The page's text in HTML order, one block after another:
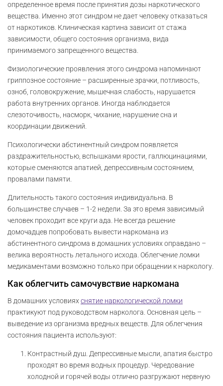
определенное время после принятия дозы наркотического
вещества. Именно этот синдром не дает человеку отказаться
от наркотиков. Клиническая картина зависит от стажа
зависимости, общего состояния организма, вида
принимаемого запрещенного вещества.
Физиологические проявления этого синдрома напоминают
гриппозное состояние – расширенные зрачки, потливость,
озноб, головокружение, мышечная слабость, нарушается
работа внутренних органов. Иногда наблюдается
слезоточивость, насморк, чихание, нарушение сна и
координации движений.
Психологически абстинентный синдром появляется
раздражительностью, вспышками ярости, галлюцинациями,
которые сменяются апатией, депрессивным состоянием,
провалами памяти.
Длительность такого состояния индивидуальна. В
большинстве случаев – 1-2 недели. За это время зависимый
человек проходит все круги ада. Не всегда решение
домочадцев попробовать вывести наркомана из
абстинентного синдрома в домашних условиях оправдано –
велика вероятность летального исхода. Облегчение ломки
медикаментами возможно только при обращении к наркологу.
Как облегчить самочувствие наркомана
В домашних условиях снятие наркологической ломки
практикуют под руководством нарколога. Основная цель –
выведение из организма вредных веществ. Для облегчения
состояния пациента используют:
Контрастный душ. Депрессивные мысли, апатия быстро
проходят во время водных процедур. Чередование
холодной и горячей воды отлично разгружают нервную